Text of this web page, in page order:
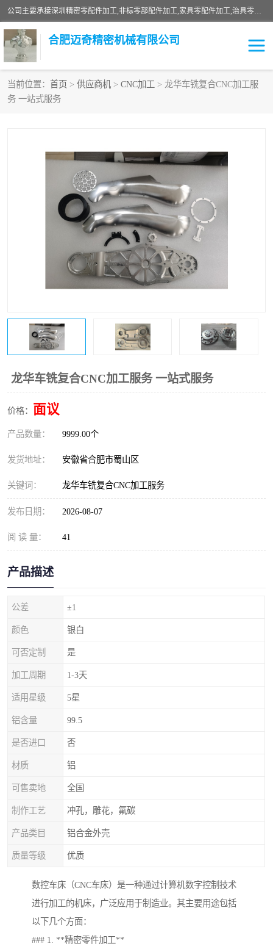
公司主要承接深圳精密零配件加工,非标零部配件加工,家具零配件加工,治具零配件加工,安徽精密零配件加工等各种各种精密机械加工，欢迎来来电咨询！
合肥迈奇精密机械有限公司
当前位置： 首页 > 供应商机 > CNC加工 > 龙华车铣复合CNC加工服
务 一站式服务
龙华车铣复合CNC加工服务 一站式服务
价格： 面议
产品数量： 9999.00个
发货地址： 安徽省合肥市蜀山区
关键词： 龙华车铣复合CNC加工服务
发布日期： 2026-08-07
阅 读 量： 41
产品描述
公差 ±1
颜色 银白
可否定制 是
加工周期 1-3天
适用星级 5星
铝含量 99.5
是否进口 否
材质 铝
可售卖地 全国
制作工艺 冲孔，雕花，氟碳
产品类目 铝合金外壳
质量等级 优质
数控车床（CNC车床）是一种通过计算机数字控制技术
进行加工的机床，广泛应用于制造业。其主要用途包括
以下几个方面：
### 1. **精密零件加工**
铣床加工
家具零配件加工 数控精密机加工
零部件机加工 机床零件加工
数控机床加工